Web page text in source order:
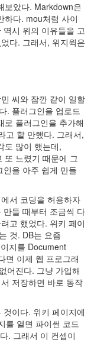
보았다. Markdown은
하다. mou처럼 사이
시 위의 이유들을 고
다. 그래서, 위지윅은
씨와 잠깐 같이 일할
. 플러그인을 업로드
로 플러그인을 추가해
고 할 만했다. 그래서,
도 많이 했는데,
또 느렸기 때문에 그
을 아주 쉽게 만들
서 코딩을 허용하자
들 때부터 조금씩 다
고 했었다. 위키 페이
것. DB는 요즘
지를 Document
면 이제 웹 프로그래
어진다. 그냥 가입해
저장하면 바로 동작
이다. 위키 페이지에
를 열면 파이썬 코드
. 그래서 이 컨셉이